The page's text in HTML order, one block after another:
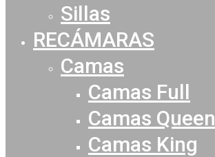
Sillas
RECÁMARAS
Camas
Camas Full
Camas Queen
Camas King